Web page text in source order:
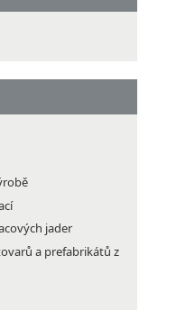
jader
a prefabrikátů z